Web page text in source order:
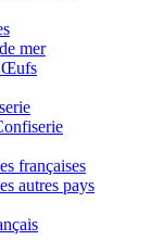
mer
Œufs
françaises
autres pays